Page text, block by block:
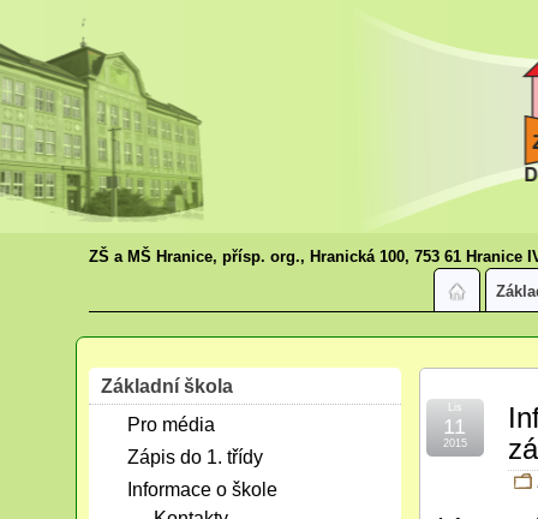
ZŠ a MŠ Hranice, přísp. org., Hranická 100, 753 61 Hranice
Lis
11
2015
Základní škola
Pro média
Zápis do 1. třídy
Informace o škole